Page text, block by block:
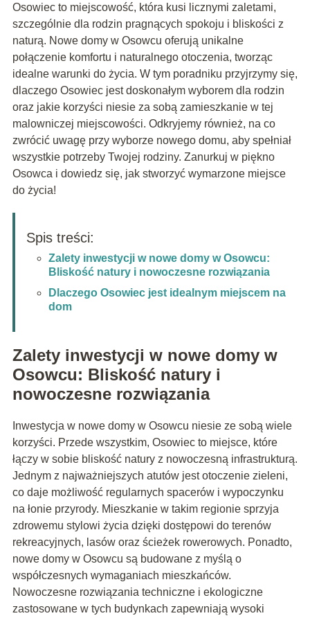
Osowiec to miejscowość, która kusi licznymi zaletami,
szczególnie dla rodzin pragnących spokoju i bliskości z
naturą. Nowe domy w Osowcu oferują unikalne
połączenie komfortu i naturalnego otoczenia, tworząc
idealne warunki do życia. W tym poradniku przyjrzymy się,
dlaczego Osowiec jest doskonałym wyborem dla rodzin
oraz jakie korzyści niesie za sobą zamieszkanie w tej
malowniczej miejscowości. Odkryjemy również, na co
zwrócić uwagę przy wyborze nowego domu, aby spełniał
wszystkie potrzeby Twojej rodziny. Zanurkuj w piękno
Osowca i dowiedz się, jak stworzyć wymarzone miejsce
do życia!
Spis treści:
Zalety inwestycji w nowe domy w Osowcu:
Bliskość natury i nowoczesne rozwiązania
Dlaczego Osowiec jest idealnym miejscem na
dom
Zalety inwestycji w nowe domy w
Osowcu: Bliskość natury i
nowoczesne rozwiązania
Inwestycja w nowe domy w Osowcu niesie ze sobą wiele
korzyści. Przede wszystkim, Osowiec to miejsce, które
łączy w sobie bliskość natury z nowoczesną infrastrukturą.
Jednym z najważniejszych atutów jest otoczenie zieleni,
co daje możliwość regularnych spacerów i wypoczynku
na łonie przyrody. Mieszkanie w takim regionie sprzyja
zdrowemu stylowi życia dzięki dostępowi do terenów
rekreacyjnych, lasów oraz ścieżek rowerowych. Ponadto,
nowe domy w Osowcu są budowane z myślą o
współczesnych wymaganiach mieszkańców.
Nowoczesne rozwiązania techniczne i ekologiczne
zastosowane w tych budynkach zapewniają wysoki